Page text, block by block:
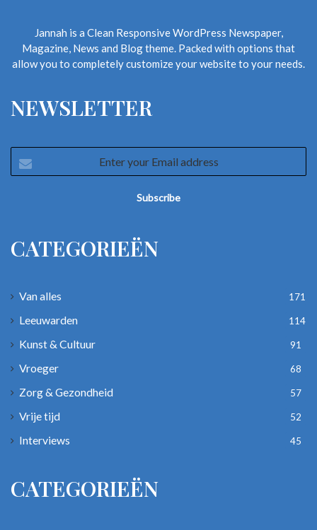
Jannah is a Clean Responsive WordPress Newspaper,
Magazine, News and Blog theme. Packed with options that
allow you to completely customize your website to your needs.
NEWSLETTER
your
CATEGORIEËN
Van alles 171
Leeuwarden 114
Kunst & Cultuur 91
Vroeger 68
Zorg & Gezondheid 57
Vrije tijd 52
Interviews 45
CATEGORIEËN